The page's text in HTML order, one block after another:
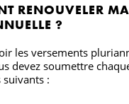
RENOUVELER
?
les versements
devez soumettre
: